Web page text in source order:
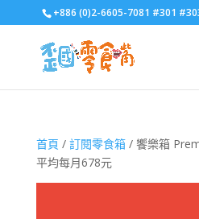
+886 (0)2-6605-7081 #301
首頁 / 訂閱零食箱/ 饗樂箱
平均每月678元